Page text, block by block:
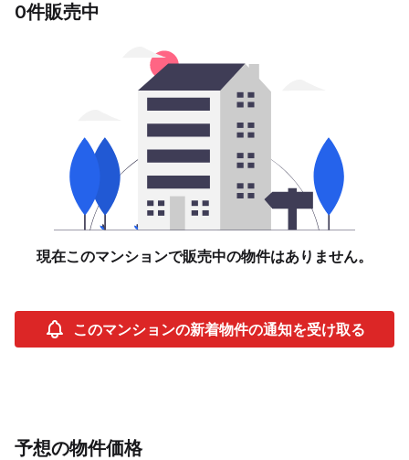
0件販売中
現在このマンションで販売中の物件はありません。
このマンションの新着物件の通知を受け取る
予想の物件価格